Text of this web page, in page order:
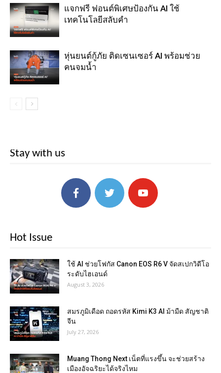
แจกฟรี ฟอนต์พิเศษป้องกัน AI ใช้
เทคโนโลยีสลับคำ
หุ่นยนต์กู้ภัย ติดเซนเซอร์ AI พร้อมช่วย
คนจมน้ำ
Stay with us
Hot Issue
ใช้ AI ช่วยโฟกัส Canon EOS R6 V จัดสเปกวิดีโอ
ระดับไฮเอนด์
August 3, 2026
สมรภูมิเดือด ถอดรหัส Kimi K3 AI ม้ามืด สัญชาติ
จีน
July 27, 2026
Muang Thong Next เน็ตที่แรงขึ้น จะช่วยสร้าง
เมืองอัจฉริยะได้จริงไหม